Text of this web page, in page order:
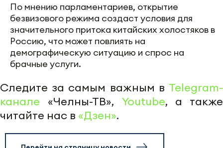
По мнению парламентариев, открытие
безвизового режима создаст условия для
значительного притока китайских холостяков в
Россию, что может повлиять на
демографическую ситуацию и спрос на
брачные услуги.
Следите за самым важным в Telegram-
канале «Челны-ТВ», Youtube, а также
читайте нас в «Дзен».